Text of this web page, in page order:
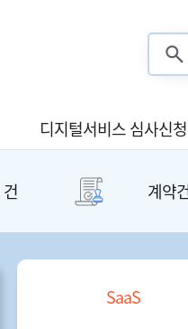
디지털서비스 심사신청
건 계약
SaaS